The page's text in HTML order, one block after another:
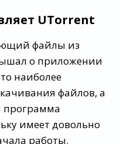
UTorrent
файлы из
о приложении
наиболее
файлов, а
программа
имеет довольно
работы.